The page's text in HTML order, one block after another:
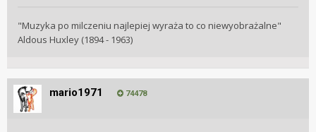
"Muzyka po milczeniu najlepiej wyraża to co niewyobrażalne"
Aldous Huxley (1894 - 1963)
mario1971 74478